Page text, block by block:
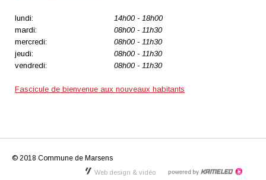
lundi:
14h00 - 18h00
mardi:
08h00 - 11h30
mercredi:
08h00 - 11h30
jeudi:
08h00 - 11h30
vendredi:
08h00 - 11h30
Fascicule de bienvenue aux nouveaux habitants
© 2018 Commune de Marsens
Web design & vidéo